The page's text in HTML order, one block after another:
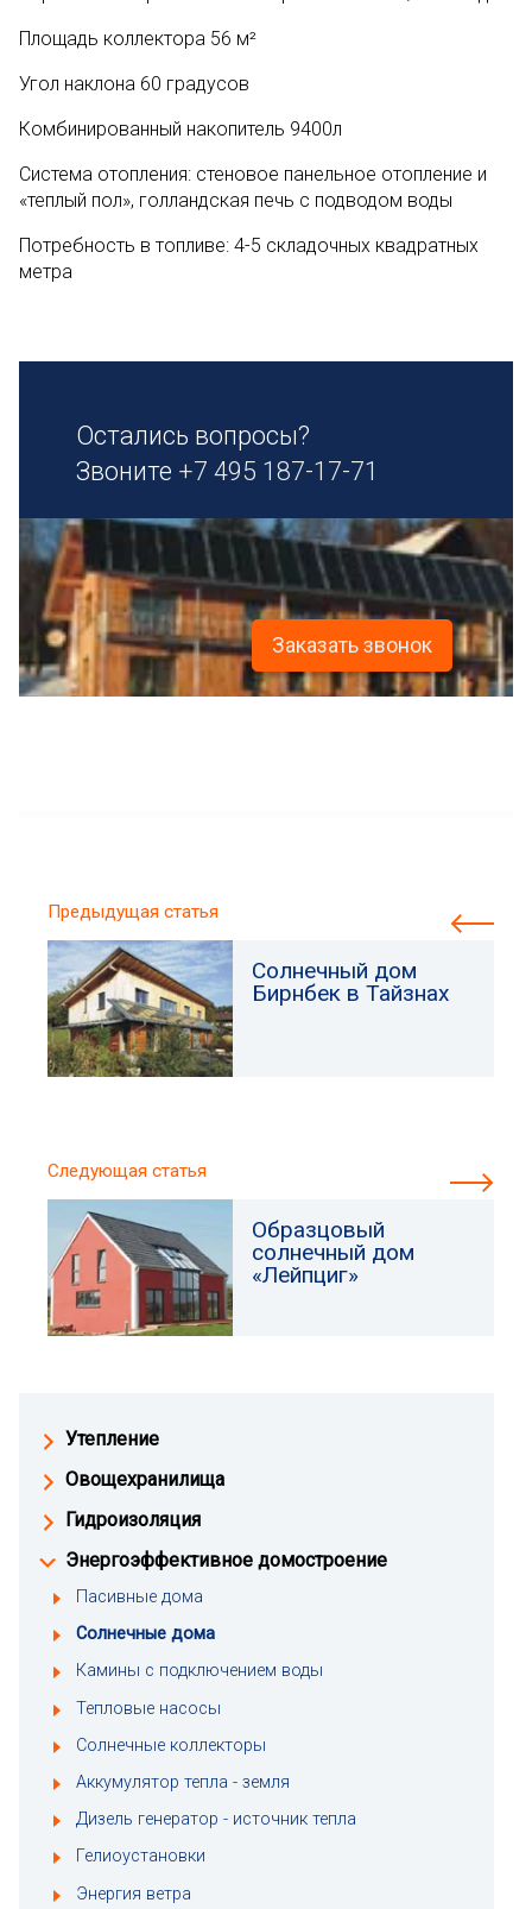
Площадь коллектора 56 м²
Угол наклона 60 градусов
Комбинированный накопитель 9400л
Система отопления: стеновое панельное отопление и
«теплый пол», голландская печь с подводом воды
Потребность в топливе: 4-5 складочных квадратных
метра
Остались вопросы?
Звоните +7 495 187-17-71
Заказать звонок
Утепление
Овощехранилища
Гидроизоляция
Энергоэффективное домостроение
Пасивные дома
Солнечные дома
Камины с подключением воды
Тепловые насосы
Солнечные коллекторы
Аккумулятор тепла - земля
Дизель генератор - источник тепла
Гелиоустановки
Энергия ветра
Предыдущая статья
Солнечный дом
Бирнбек в Тайзнах
Следующая статья
Образцовый
солнечный дом
«Лейпциг»